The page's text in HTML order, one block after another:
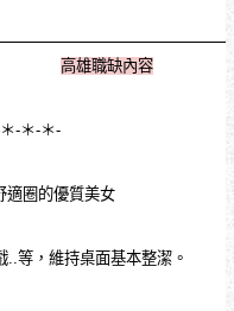
高雄職缺內容
-＊-＊-
適圈的優質美女
等，維持桌面基本整潔。